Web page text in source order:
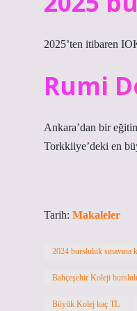
2025’ten itibaren
Rumi
Ankara’dan bir
Torkkiiye’deki en
Tarih: Makaleler
2024 bursluluk sınavına
Bahçeşehir Koleji
Büyük Kolej kaç TL